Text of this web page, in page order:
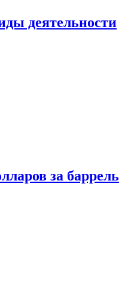
деятельности
за баррель